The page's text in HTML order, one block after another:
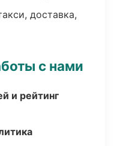
доставка,
с нами
и рейтинг